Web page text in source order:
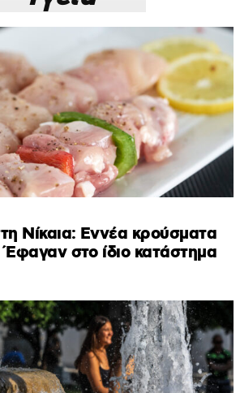
Νίκαια: Εννέα κρούσματα
στο ίδιο κατάστημα